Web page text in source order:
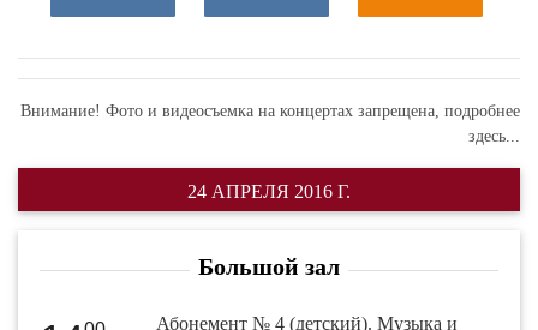
Внимание! Фото и видеосъемка на концертах запрещена, подробнее
здесь...
24 АПРЕЛЯ 2016 Г.
Большой зал
Абонемент № 4 (детский). Музыка и